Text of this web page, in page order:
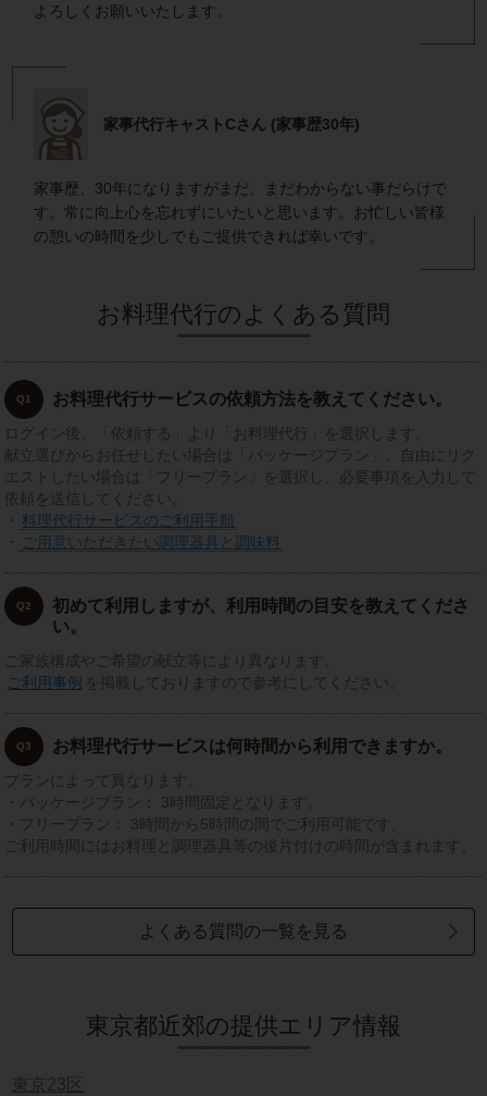
よろしくお願いいたします。
家事代行キャストCさん (家事歴30年)
家事歴、30年になりますがまだ、まだわからない事だらけで
す。常に向上心を忘れずにいたいと思います。お忙しい皆様
の憩いの時間を少しでもご提供できれば幸いです。
お料理代行のよくある質問
Q1 お料理代行サービスの依頼方法を教えてください。
ログイン後、「依頼する」より「お料理代行」を選択します。
献立選びからお任せしたい場合は「パッケージプラン」、自由にリク
エストしたい場合は「フリープラン」を選択し、必要事項を入力して
依頼を送信してください。
・ 料理代行サービスのご利用手順
・
ご用意いただきたい調理器具と調味料
Q2
初めて利用しますが、利用時間の目安を教えてくださ
い。
ご家族構成やご希望の献立等により異なります。
ご利用事例 を掲載しておりますので参考にしてください。
Q3 お料理代行サービスは何時間から利用できますか。
プランによって異なります。
・パッケージプラン： 3時間固定となります。
・フリープラン： 3時間から5時間の間でご利用可能です。
ご利用時間にはお料理と調理器具等の後片付けの時間が含まれます。
よくある質問の一覧を見る
東京都近郊の提供エリア情報
東京23区